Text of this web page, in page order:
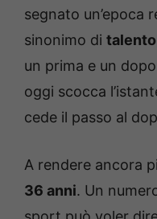
segnato un’epoca
sinonimo di
un prima e un
oggi scocca
cede il passo al
A rendere ancora
36 anni. Un